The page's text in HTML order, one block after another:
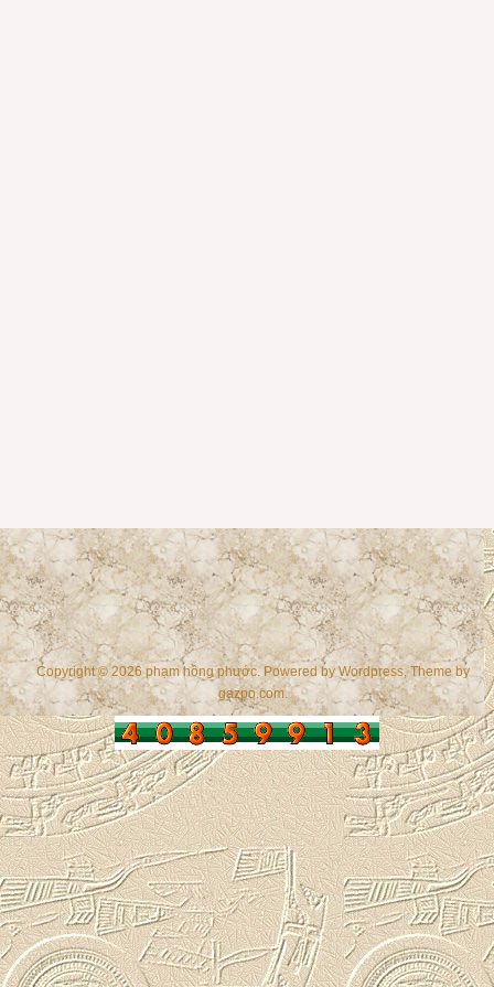
Copyright © 2026 phạm hồng phước. Powered byWordpress, Theme by
gazpo.com.